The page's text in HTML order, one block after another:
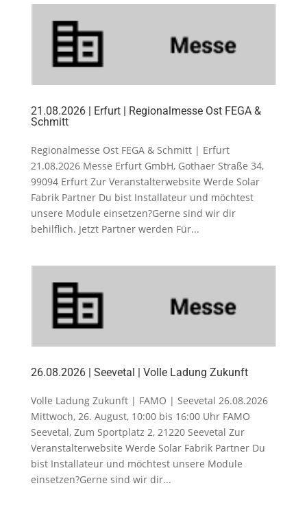
21.08.2026 | Erfurt | Regionalmesse Ost FEGA &
Schmitt
Regionalmesse Ost FEGA & Schmitt | Erfurt
21.08.2026 Messe Erfurt GmbH, Gothaer Straße 34,
99094 Erfurt Zur Veranstalterwebsite Werde Solar
Fabrik Partner Du bist Installateur und möchtest
unsere Module einsetzen?Gerne sind wir dir
behilflich. Jetzt Partner werden Für...
26.08.2026 | Seevetal | Volle Ladung Zukunft
Volle Ladung Zukunft | FAMO | Seevetal 26.08.2026
Mittwoch, 26. August, 10:00 bis 16:00 Uhr FAMO
Seevetal, Zum Sportplatz 2, 21220 Seevetal Zur
Veranstalterwebsite Werde Solar Fabrik Partner Du
bist Installateur und möchtest unsere Module
einsetzen?Gerne sind wir dir...